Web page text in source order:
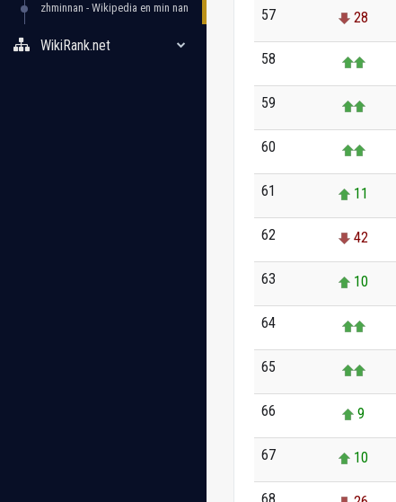
zhminnan - Wikipedia en min nan
WikiRank.net
57 28
58
59
60
61 11
62 42
63 10
64
65
66 9
67 10